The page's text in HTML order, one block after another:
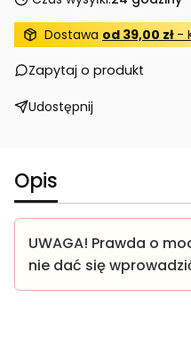
Dostawa od 39,00 zł -
Zapytaj o produkt
Udostępnij
Opis
UWAGA! Prawda o
nie dać się